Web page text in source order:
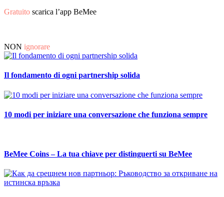
Gratuito scarica l’app BeMee
NON ignorare
Il fondamento di ogni partnership solida
10 modi per iniziare una conversazione che funziona sempre
BeMee Coins – La tua chiave per distinguerti su BeMee